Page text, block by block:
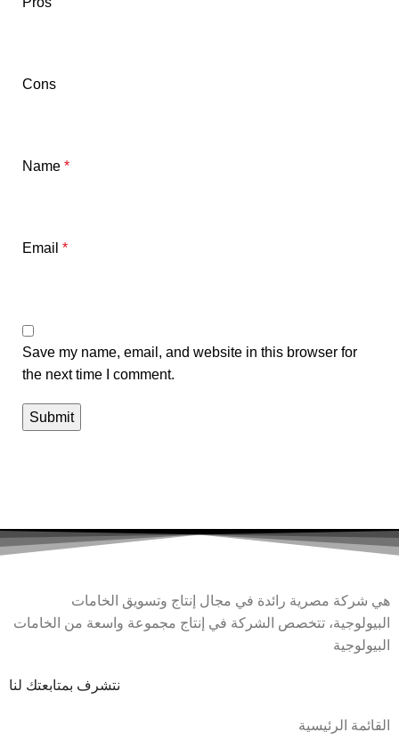
Cons
Name *
Email *
Save my name, email, and website in this browser for
the next time I comment.
هي شركة مصرية رائدة في مجال إنتاج وتسويق الخامات
البيولوجية، تتخصص الشركة في إنتاج مجموعة واسعة من الخامات
البيولوجية
نتشرف بمتابعتك لنا
القائمة الرئيسية